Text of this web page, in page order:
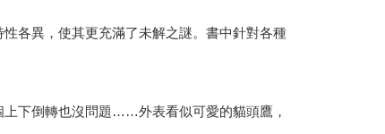
各異，使其更充滿了未解之謎。書中針對各種
上下倒轉也沒問題……外表看似可愛的貓頭鷹，